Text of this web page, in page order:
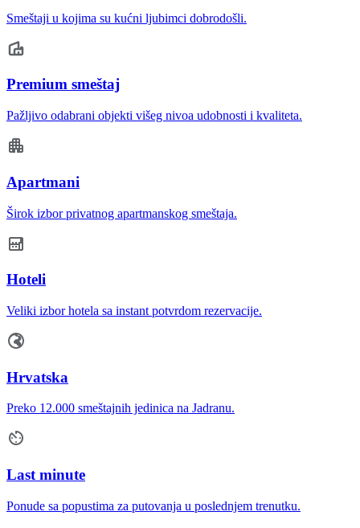
Smeštaji u kojima su kućni ljubimci dobrodošli.
Premium smeštaj
Pažljivo odabrani objekti višeg nivoa udobnosti i kvaliteta.
Apartmani
Širok izbor privatnog apartmanskog smeštaja.
Hoteli
Veliki izbor hotela sa instant potvrdom rezervacije.
Hrvatska
Preko 12.000 smeštajnih jedinica na Jadranu.
Last minute
Ponude sa popustima za putovanja u poslednjem trenutku.